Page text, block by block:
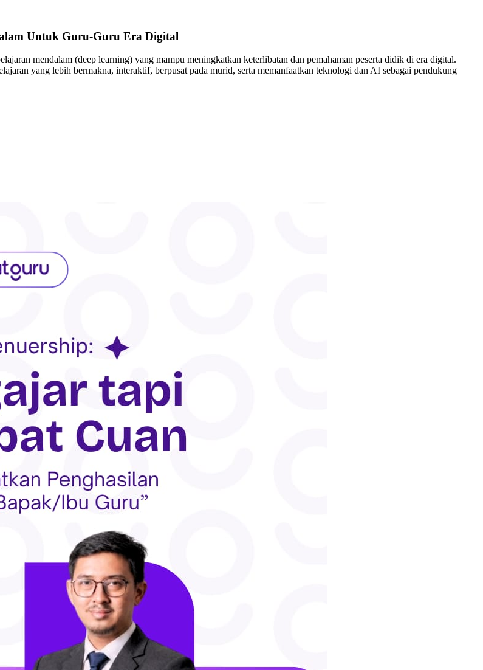
Untuk Guru-Guru Era Digital
mendalam (deep learning) yang mampu meningkatkan keterlibatan dan pemahaman peserta didik di era digital.
yang lebih bermakna, interaktif, berpusat pada murid, serta memanfaatkan teknologi dan AI sebagai pendukung